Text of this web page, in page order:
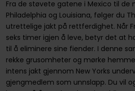
Fra de støvete gatene i Mexico til de
Philadelphia og Louisiana, følger du
utrettelige jakt på rettferdighet. Når
seks timer igjen å leve, betyr det at
til å eliminere sine fiender. I denne
rekke grusomheter og mørke
intens jakt gjennom New Yorks
gjengmedlem som unnslapp. Du vil